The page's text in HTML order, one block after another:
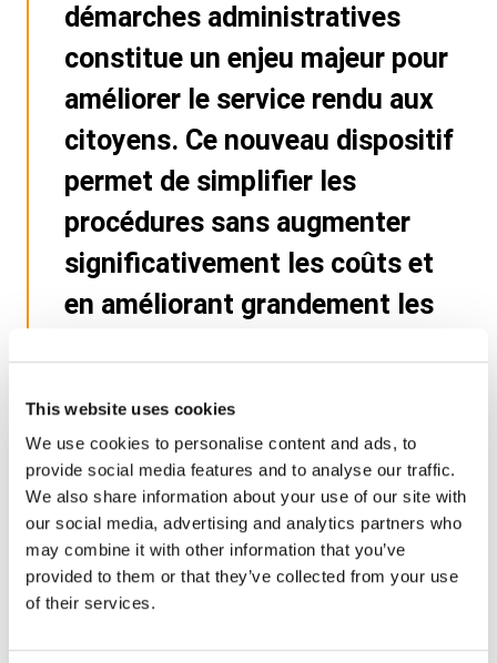
This website uses cookies
We use cookies to personalise content and ads, to
provide social media features and to analyse our traffic.
We also share information about your use of our site with
our social media, advertising and analytics partners who
may combine it with other information that you’ve
provided to them or that they’ve collected from your use
of their services.
démarches administratives
constitue un enjeu majeur pour
améliorer le service rendu aux
citoyens. Ce nouveau dispositif
permet de simplifier les
procédures sans augmenter
significativement les coûts et
en améliorant grandement les
Catherine Bachelier, sous-directrice
de l’éducation routière et du permis
de conduire
Ce projet illustre la capacité de
Paragon ID à accompagner les